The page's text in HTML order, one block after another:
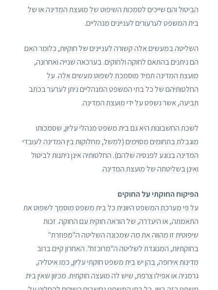
הביטול והם שייכים לסמכות השיפוט של מועצת המדינה או של
בית המשפט לערעורים לעניינים מנהליים.
השליטה במעשים אלה קשורה לעניינים של חוקיות, כלומר האם
הם ניתנים בהתאם לחוקה ולחוקים. בערכאה שנייה ואחרונה,
מועצת המדינה תמיד מוסמכת לשפוט מעשים אלה. על
החלטותיהם של כל בתי המשפט המנהליים ניתן לערער בכתב
תביעה, אשר נשפט על ידי מועצת המדינה.
לשכת החשבונות היא גם בית משפט מנהלי עליון, שסמכותו
מוגבלת בתחומים מסוימים (למשל, מחלוקות בין המדינה לעובדי
המדינה בנוגע לפנסיה שלהם). החלטותיה אינן ניתנות לביטול
ואינן בשליטתה של מועצת המדינה.
הפיקוח החוקתי על החוקים
על פי מערכת המשפט היוונית כל בית משפט מוסמך לשפוט את
התאמתה, או היעדרה, של הוראה חוקית עם החוקה. זכות
שיפוטית זו מהווה את מה שמכונה השליטה ה"מפוזרת"
בחוקתיות, המנוגדת לשליטה ה"מרוכזת". האחרון קיים ברוב
מדינות אירופה, בהן יש בית משפט חוקתי עליון, כמו איטליה,
גרמניה או אפילו צרפת, שיש לה מועצה חוקתית. מכיוון שאין בית